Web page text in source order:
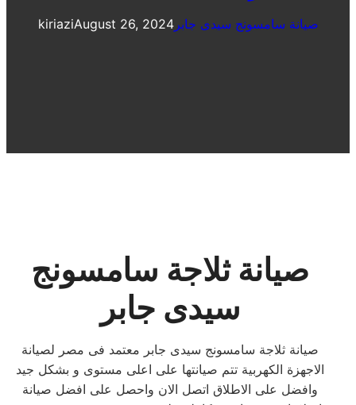
kiriaziAugust 26, 2024صيانة سامسونج سيدى جابر
صيانة ثلاجة سامسونج
سيدى جابر
صيانة ثلاجة سامسونج سيدى جابر معتمد فى مصر لصيانة
الاجهزة الكهربية تتم صيانتها على اعلى مستوى و بشكل جيد
وافضل على الاطلاق اتصل الان واحصل على افضل صيانة